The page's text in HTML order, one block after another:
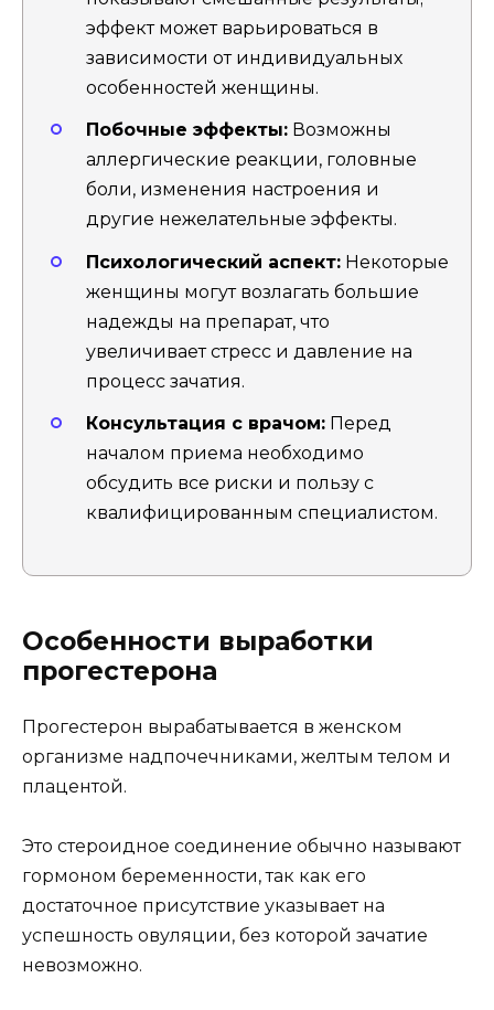
эффект может варьироваться в
зависимости от индивидуальных
особенностей женщины.
Побочные эффекты: Возможны
аллергические реакции, головные
боли, изменения настроения и
другие нежелательные эффекты.
Психологический аспект: Некоторые
женщины могут возлагать большие
надежды на препарат, что
увеличивает стресс и давление на
процесс зачатия.
Консультация с врачом: Перед
началом приема необходимо
обсудить все риски и пользу с
квалифицированным специалистом.
Особенности выработки
прогестерона
Прогестерон вырабатывается в женском
организме надпочечниками, желтым телом и
плацентой.
Это стероидное соединение обычно называют
гормоном беременности, так как его
достаточное присутствие указывает на
успешность овуляции, без которой зачатие
невозможно.